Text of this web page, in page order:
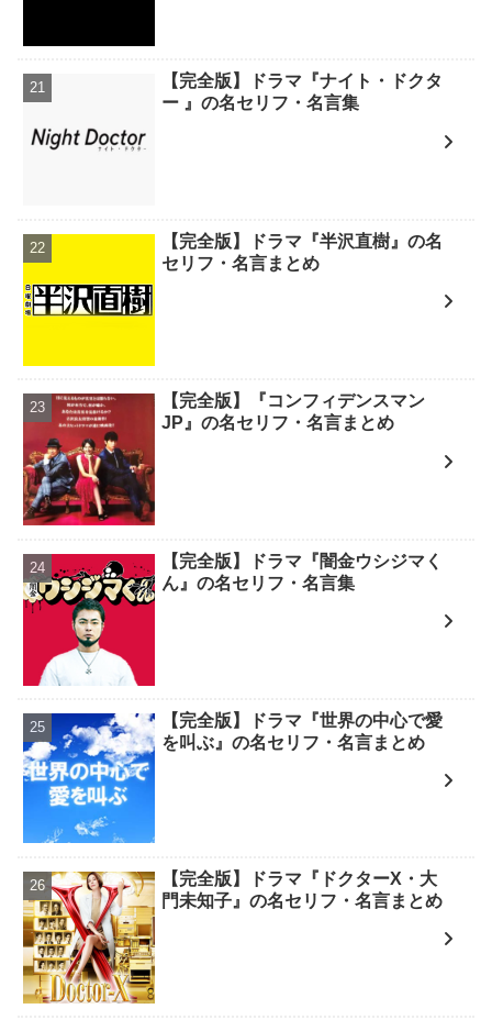
【完全版】ドラマ『ナイト・ドクタ
ー 』の名セリフ・名言集
【完全版】ドラマ『半沢直樹』の名
セリフ・名言まとめ
【完全版】『コンフィデンスマン
JP』の名セリフ・名言まとめ
【完全版】ドラマ『闇金ウシジマく
ん』の名セリフ・名言集
【完全版】ドラマ『世界の中心で愛
を叫ぶ』の名セリフ・名言まとめ
【完全版】ドラマ『ドクターX・大
門未知子』の名セリフ・名言まとめ